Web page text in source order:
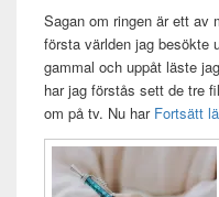
Sagan om ringen är ett av
första världen jag besökte
gammal och uppåt läste
har jag förstås sett de tre
om på tv. Nu har Fortsätt